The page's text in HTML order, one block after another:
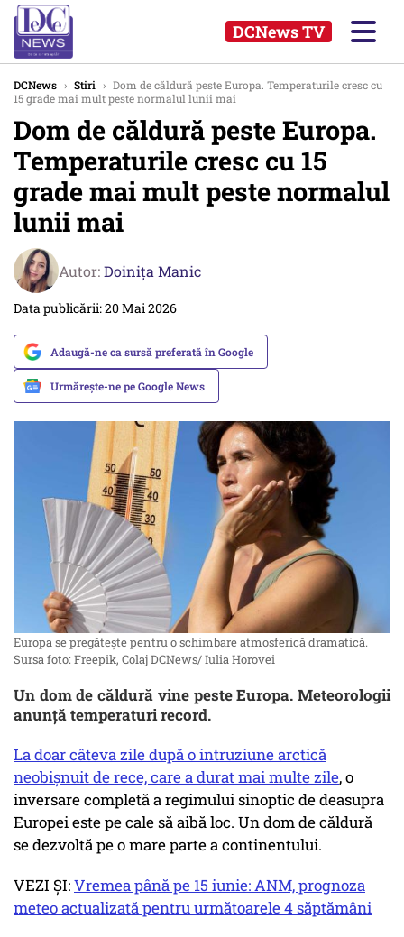
DCNews TV
DCNews › Stiri › Dom de căldură peste Europa. Temperaturile cresc cu
15 grade mai mult peste normalul lunii mai
Dom de căldură peste Europa.
Temperaturile cresc cu 15
grade mai mult peste normalul
lunii mai
Autor:Doinița Manic
Data publicării: 20 Mai 2026
Adaugă-ne ca sursă preferată în Google
Urmărește-ne pe Google News
Europa se pregătește pentru o schimbare atmosferică dramatică.
Sursa foto: Freepik, Colaj DCNews/ Iulia Horovei
Un dom de căldură vine peste Europa. Meteorologii
anunță temperaturi record.
La doar câteva zile după o intruziune arctică
neobișnuit de rece, care a durat mai multe zile, o
inversare completă a regimului sinoptic de deasupra
Europei este pe cale să aibă loc. Un dom de căldură
se dezvoltă pe o mare parte a continentului.
VEZI ȘI:Vremea până pe 15 iunie: ANM, prognoza
meteo actualizată pentru următoarele 4 săptămâni